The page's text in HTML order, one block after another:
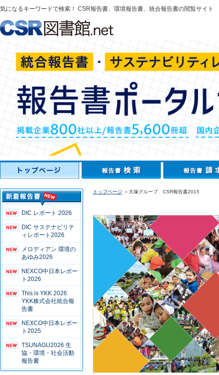
気になるキーワードで検索！ CSR報告書、環境報告書、統合報告書の閲覧サイト
DIC レポート 2026
DIC サステナビリテ
ィレポート2026
メロディアン 環境の
あゆみ2026
NEXCO中日本レポー
ト2026
This is YKK 2026
YKK株式会社統合報
告書
NEXCO中日本レポー
ト2025
TSUNAGU2026 生
協・環境・社会活動
報告書
トップページ ＞大塚グループ CSR報告書2015